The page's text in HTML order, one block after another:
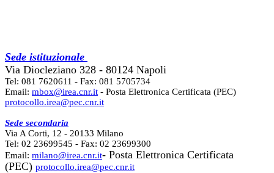
Sede istituzionale
Via Diocleziano 328 - 80124 Napoli
Tel: 081 7620611 - Fax: 081 5705734
Email: mbox@irea.cnr.it - Posta Elettronica Certificata (PEC)
protocollo.irea@pec.cnr.it
Sede secondaria
Via A Corti, 12 - 20133 Milano
Tel: 02 23699545 - Fax: 02 23699300
Email: milano@irea.cnr.it- Posta Elettronica Certificata
(PEC) protocollo.irea@pec.cnr.it